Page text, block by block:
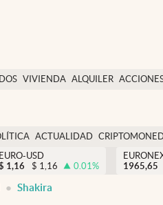
VIVIENDA ALQUILER
USA
ACTUALIDAD
EURO-USD
1,16 $ 1,16 0.01%
1965,65
Shakira